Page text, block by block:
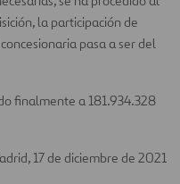
la participación de
pasa a ser del
finalmente a 181.934.328
17 de diciembre de 2021